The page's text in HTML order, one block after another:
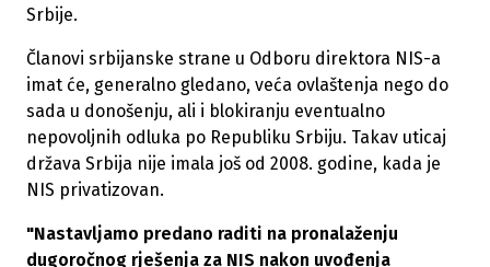
Srbije.
Članovi srbijanske strane u Odboru direktora NIS-a
imat će, generalno gledano, veća ovlaštenja nego do
sada u donošenju, ali i blokiranju eventualno
nepovoljnih odluka po Republiku Srbiju. Takav uticaj
država Srbija nije imala još od 2008. godine, kada je
NIS privatizovan.
"Nastavljamo predano raditi na pronalaženju
dugoročnog rješenja za NIS nakon uvođenja